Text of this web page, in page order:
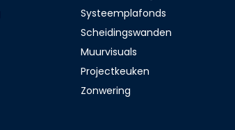
Systeemplafonds
Scheidingswanden
Muurvisuals
Projectkeuken
Zonwering